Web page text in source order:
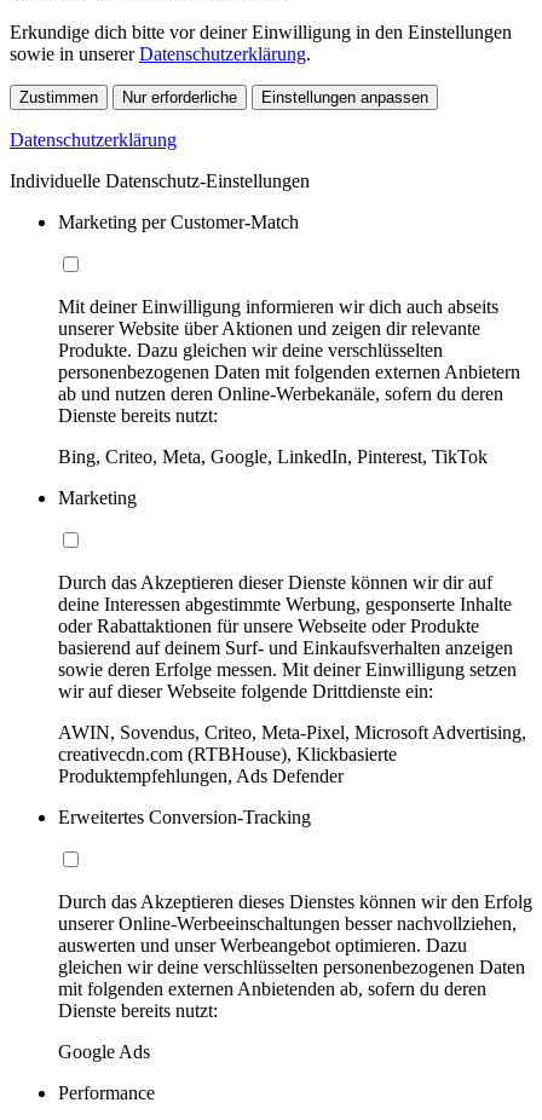
Erkundige dich bitte vor deiner Einwilligung in den Einstellungen
sowie in unsererDatenschutzerklärung.
Zustimmen Nur erforderliche Einstellungen anpassen
Datenschutzerklärung
Individuelle Datenschutz-Einstellungen
Marketing per Customer-Match
Mit deiner Einwilligung informieren wir dich auch abseits
unserer Website über Aktionen und zeigen dir relevante
Produkte. Dazu gleichen wir deine verschlüsselten
personenbezogenen Daten mit folgenden externen Anbietern
ab und nutzen deren Online-Werbekanäle, sofern du deren
Dienste bereits nutzt:
Bing, Criteo, Meta, Google, LinkedIn, Pinterest, TikTok
Marketing
Durch das Akzeptieren dieser Dienste können wir dir auf
deine Interessen abgestimmte Werbung, gesponserte Inhalte
oder Rabattaktionen für unsere Webseite oder Produkte
basierend auf deinem Surf- und Einkaufsverhalten anzeigen
sowie deren Erfolge messen. Mit deiner Einwilligung setzen
wir auf dieser Webseite folgende Drittdienste ein:
AWIN, Sovendus, Criteo, Meta-Pixel, Microsoft Advertising,
creativecdn.com (RTBHouse), Klickbasierte
Produktempfehlungen, Ads Defender
Erweitertes Conversion-Tracking
Durch das Akzeptieren dieses Dienstes können wir den Erfolg
unserer Online-Werbeeinschaltungen besser nachvollziehen,
auswerten und unser Werbeangebot optimieren. Dazu
gleichen wir deine verschlüsselten personenbezogenen Daten
mit folgenden externen Anbietenden ab, sofern du deren
Dienste bereits nutzt:
Google Ads
Performance